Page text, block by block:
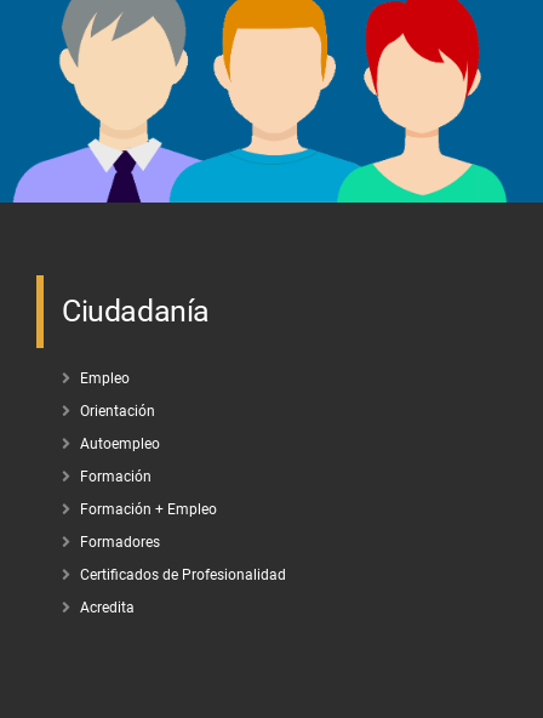
Ciudadanía
Empleo
Orientación
Autoempleo
Formación
Formación + Empleo
Formadores
Certificados de Profesionalidad
Acredita